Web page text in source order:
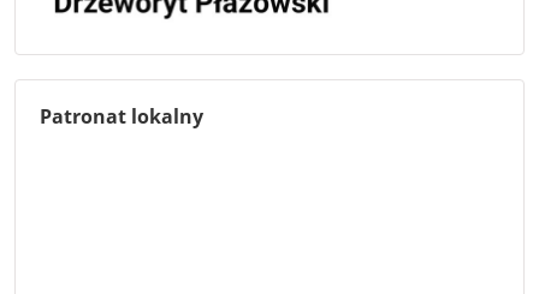
Patronat lokalny